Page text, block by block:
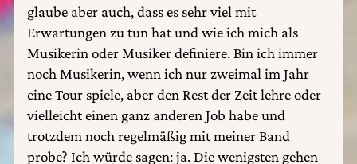
glaube aber auch, dass es sehr viel mit
Erwartungen zu tun hat und wie ich mich als
Musikerin oder Musiker definiere. Bin ich immer
noch Musikerin, wenn ich nur zweimal im Jahr
eine Tour spiele, aber den Rest der Zeit lehre oder
vielleicht einen ganz anderen Job habe und
trotzdem noch regelmäßig mit meiner Band
probe? Ich würde sagen: ja. Die wenigsten gehen